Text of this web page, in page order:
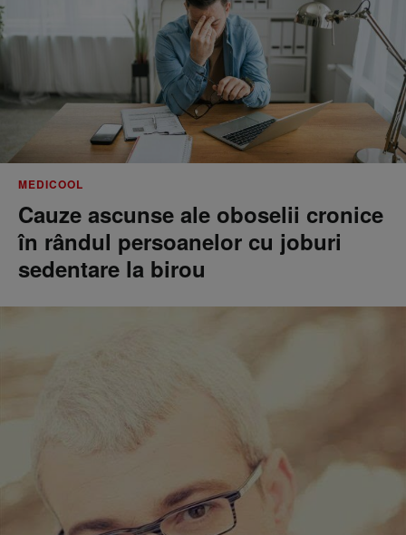
MEDICOOL
Cauze ascunse ale oboselii cronice
în rândul persoanelor cu joburi
sedentare la birou